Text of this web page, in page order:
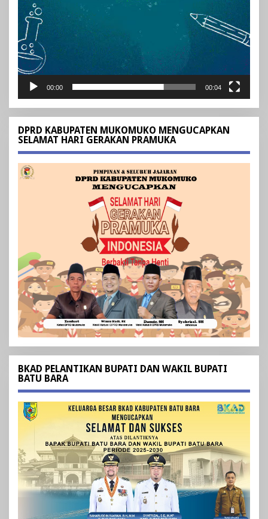
00:00 00:04
DPRD KABUPATEN MUKOMUKO MENGUCAPKAN
SELAMAT HARI GERAKAN PRAMUKA
BKAD PELANTIKAN BUPATI DAN WAKIL BUPATI
BATU BARA